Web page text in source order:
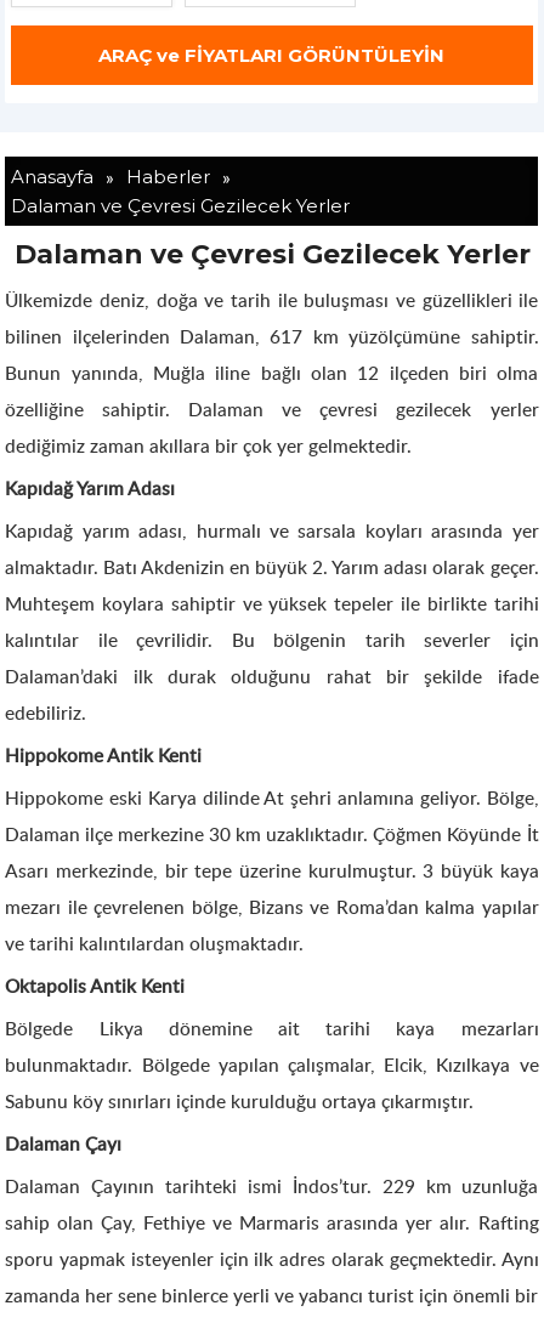
Anasayfa » Haberler »
Dalaman ve Çevresi Gezilecek Yerler
Dalaman ve Çevresi Gezilecek Yerler
Ülkemizde deniz, doğa ve tarih ile buluşması ve güzellikleri ile
bilinen ilçelerinden Dalaman, 617 km yüzölçümüne sahiptir.
Bunun yanında, Muğla iline bağlı olan 12 ilçeden biri olma
özelliğine sahiptir. Dalaman ve çevresi gezilecek yerler
dediğimiz zaman akıllara bir çok yer gelmektedir.
Kapıdağ Yarım Adası
Kapıdağ yarım adası, hurmalı ve sarsala koyları arasında yer
almaktadır. Batı Akdenizin en büyük 2. Yarım adası olarak geçer.
Muhteşem koylara sahiptir ve yüksek tepeler ile birlikte tarihi
kalıntılar ile çevrilidir. Bu bölgenin tarih severler için
Dalaman’daki ilk durak olduğunu rahat bir şekilde ifade
edebiliriz.
Hippokome AntikKenti
Hippokome eski Karya dilinde At şehri anlamına geliyor. Bölge,
Dalaman ilçe merkezine 30 km uzaklıktadır. Çöğmen Köyünde İt
Asarı merkezinde, bir tepe üzerine kurulmuştur. 3 büyük kaya
mezarı ile çevrelenen bölge, Bizans ve Roma’dan kalma yapılar
ve tarihi kalıntılardan oluşmaktadır.
Oktapolis Antik Kenti
Bölgede Likya dönemine ait tarihi kaya mezarları
bulunmaktadır. Bölgede yapılan çalışmalar, Elcik, Kızılkaya ve
Sabunu köy sınırları içinde kurulduğu ortaya çıkarmıştır.
Dalaman Çayı
Dalaman Çayının tarihteki ismi İndos’tur. 229 km uzunluğa
sahip olan Çay, Fethiye ve Marmaris arasında yer alır. Rafting
sporu yapmak isteyenler için ilk adres olarak geçmektedir. Aynı
zamanda her sene binlerce yerli ve yabancı turist için önemli bir